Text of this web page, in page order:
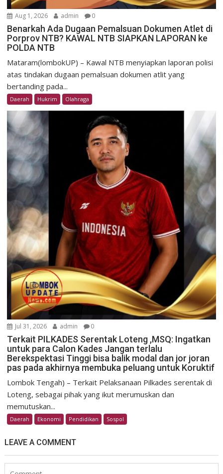
Aug 1, 2026 admin 0
Benarkah Ada Dugaan Pemalsuan Dokumen Atlet di
Porprov NTB? KAWAL NTB SIAPKAN LAPORAN ke
POLDA NTB
Mataram(lombokUP) – Kawal NTB menyiapkan laporan polisi
atas tindakan dugaan pemalsuan dokumen atlit yang
bertanding pada...
Daerah Hukrim Olahraga
Jul 31, 2026 admin 0
Terkait PILKADES Serentak Loteng ,MSQ: Ingatkan
untuk para Calon Kades Jangan terlalu
Berekspektasi Tinggi bisa balik modal dan jor joran
pas pada akhirnya membuka peluang untuk Koruktif
Lombok Tengah) – Terkait Pelaksanaan Pilkades serentak di
Loteng, sebagai pihak yang ikut merumuskan dan
memutuskan...
Daerah Ekonomi Pendidikan Sospol
LEAVE A COMMENT